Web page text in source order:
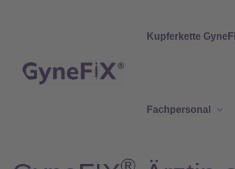
Kupferkette
Fachpersonal